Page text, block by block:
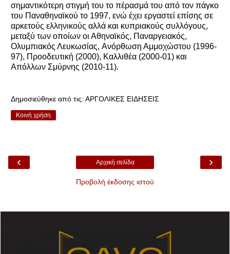
σημαντικότερη στιγμή του το πέρασμά του από τον πάγκο
του Παναθηναϊκού το 1997, ενώ έχει εργαστεί επίσης σε
αρκετούς ελληνικούς αλλά και κυπριακούς συλλόγους,
μεταξύ των οποίων οι Αθηναϊκός, Παναργειακός,
Ολυμπιακός Λευκωσίας, Ανόρθωση Αμμοχώστου (1996-
97), Προοδευτική (2000), Καλλιθέα (2000-01) και
Απόλλων Σμύρνης (2010-11).
Δημοσιεύθηκε από τις: ΑΡΓΟΛΙΚΕΣ ΕΙΔΗΣΕΙΣ
Κοινή χρήση
‹ ›
Αρχική σελίδα
Προβολή έκδοσης ιστού